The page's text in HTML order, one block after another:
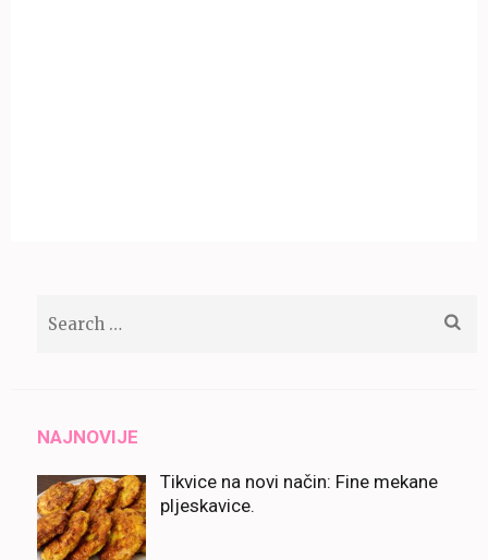
NAJNOVIJE
Tikvice na novi način: Fine mekane
pljeskavice.